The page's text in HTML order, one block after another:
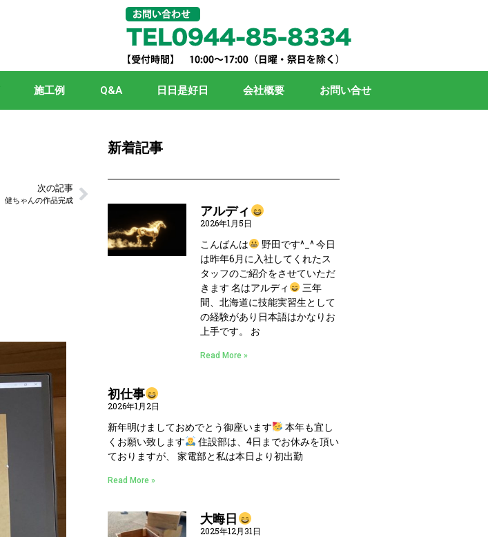
施工例 Q&A 日日是好日 会社概要 お問い合せ
次の記事
健ちゃんの作品完成
新着記事
アルディ
2026年1月5日
こんばんは
野田です^_^ 今日
は昨年6月に入社してくれたス
タッフのご紹介をさせていただ
きます 名はアルディ
三年
間、北海道に技能実習生として
の経験があり日本語はかなりお
上手です。 お
Read More »
初仕事
2026年1月2日
新年明けましておめでとう御座います
本年も宜し
くお願い致します
住設部は、4日までお休みを頂い
ておりますが、 家電部と私は本日より初出勤
Read More »
大晦日
2025年12月31日